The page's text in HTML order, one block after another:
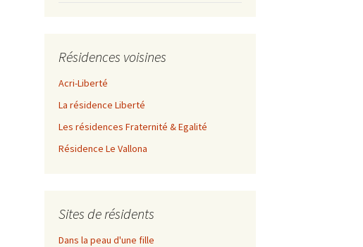
Résidences voisines
Acri-Liberté
La résidence Liberté
Les résidences Fraternité & Egalité
Résidence Le Vallona
Sites de résidents
Dans la peau d'une fille